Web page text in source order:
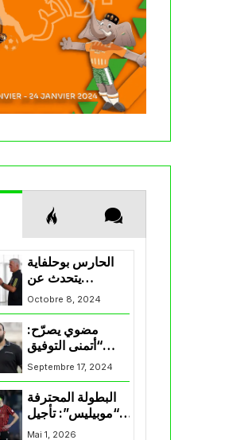
الحارس بوحلفاية
يتحدث عن
طموحاته مع
المنتخب و شباب
قسنطينة
Octobre 8, 2024
مضوي يصرّح:
“أتمنى التوفيق
لممثلي الكرة
الجزائرية في
Septembre 17, 2024
البطولة المحترفة
“موبيليس”: تأجيل
مباراة إتحاد
Mai 1, 2026